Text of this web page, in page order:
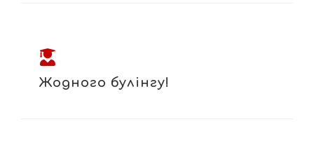
Жодного булінгу!